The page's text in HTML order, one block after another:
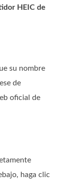
HEIC de
su nombre
de
oficial de
haga clic